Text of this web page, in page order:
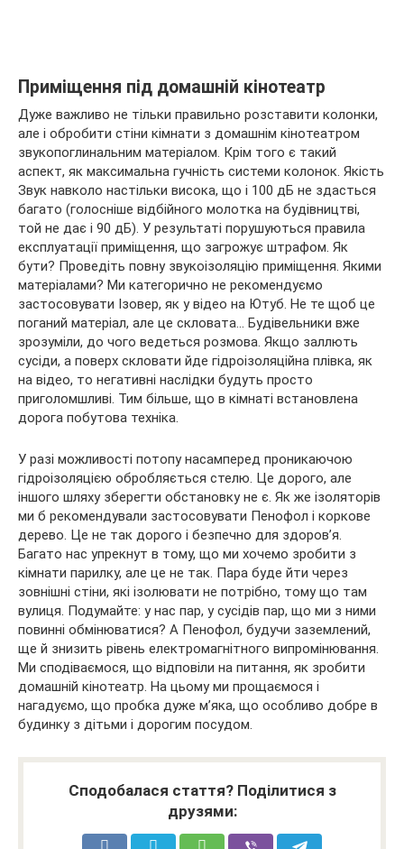
Приміщення під домашній кінотеатр
Дуже важливо не тільки правильно розставити колонки,
але і обробити стіни кімнати з домашнім кінотеатром
звукопоглинальним матеріалом. Крім того є такий
аспект, як максимальна гучність системи колонок. Якість
Звук навколо настільки висока, що і 100 дБ не здасться
багато (голосніше відбійного молотка на будівництві,
той не дає і 90 дБ). У результаті порушуються правила
експлуатації приміщення, що загрожує штрафом. Як
бути? Проведіть повну звукоізоляцію приміщення. Якими
матеріалами? Ми категорично не рекомендуємо
застосовувати Ізовер, як у відео на Ютуб. Не те щоб це
поганий матеріал, але це скловата… Будівельники вже
зрозуміли, до чого ведеться розмова. Якщо заллють
сусіди, а поверх скловати йде гідроізоляційна плівка, як
на відео, то негативні наслідки будуть просто
приголомшливі. Тим більше, що в кімнаті встановлена
дорога побутова техніка.
У разі можливості потопу насамперед проникаючою
гідроізоляцією обробляється стелю. Це дорого, але
іншого шляху зберегти обстановку не є. Як же ізоляторів
ми б рекомендували застосовувати Пенофол і коркове
дерево. Це не так дорого і безпечно для здоров’я.
Багато нас упрекнут в тому, що ми хочемо зробити з
кімнати парилку, але це не так. Пара буде йти через
зовнішні стіни, які ізолювати не потрібно, тому що там
вулиця. Подумайте: у нас пар, у сусідів пар, що ми з ними
повинні обмінюватися? А Пенофол, будучи заземлений,
ще й знизить рівень електромагнітного випромінювання.
Ми сподіваємося, що відповіли на питання, як зробити
домашній кінотеатр. На цьому ми прощаємося і
нагадуємо, що пробка дуже м’яка, що особливо добре в
будинку з дітьми і дорогим посудом.
Сподобалася стаття? Поділитися з
друзями: